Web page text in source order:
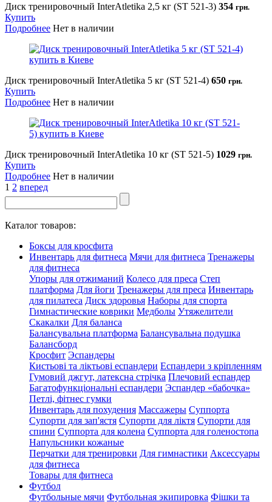
Диск тренировочный InterAtletika 2,5 кг (SТ 521-3) 354 грн.
Купить
Подробнее Нет в наличии
Диск тренировочный InterAtletika 5 кг (SТ 521-4) 650 грн.
Купить
Подробнее Нет в наличии
Диск тренировочный InterAtletika 10 кг (SТ 521-5) 1029 грн.
Купить
Подробнее Нет в наличии
1 2 вперед
Каталог товаров:
Боксы для кросфита
Инвентарь для фитнеса Мячи для фитнеса Тренажеры
для фитнеса
Упоры для отжиманий Колесо для преса Степ
платформа Для йоги Тренажеры для преса Инвентарь
для пилатеса Диск здоровья Наборы для спорта
Гимнастические коврики Медболы Утяжелители
Скакалки Для баланса
Балансувальна платформа Балансувальна подушка
Балансборд
Кросфит Эспандеры
Кистьові та ліктьові еспандери Еспандери з кріпленням
Гумовий джгут, латексна стрічка Плечовий еспандер
Багатофункціональні еспандери Эспандер «бабочка»
Петлі, фітнес гумки
Инвентарь для похудения Массажеры Суппорта
Супорти для зап'ястя Супорти для ліктя Супорти для
спини Суппорта для колена Суппорта для голеностопа
Напульсники кожаные
Перчатки для тренировки Для гимнастики Аксессуары
для фитнеса
Товары для фитнеса
Футбол
Футбольные мячи Футбольная экипировка Фішки та